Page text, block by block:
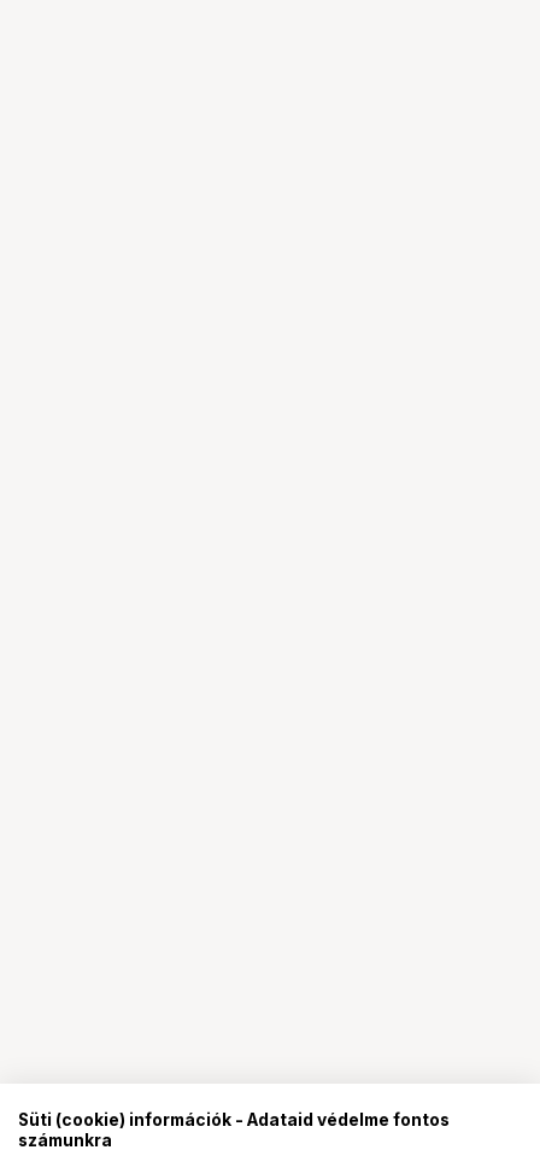
Süti (cookie) információk - Adataid védelme fontos
számunkra